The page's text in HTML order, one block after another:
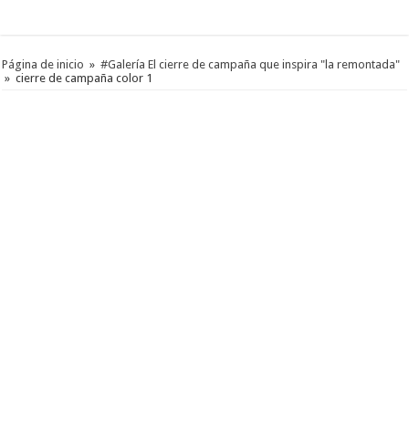
Página de inicio » #Galería El cierre de campaña que inspira "la remontada"
» cierre de campaña color 1